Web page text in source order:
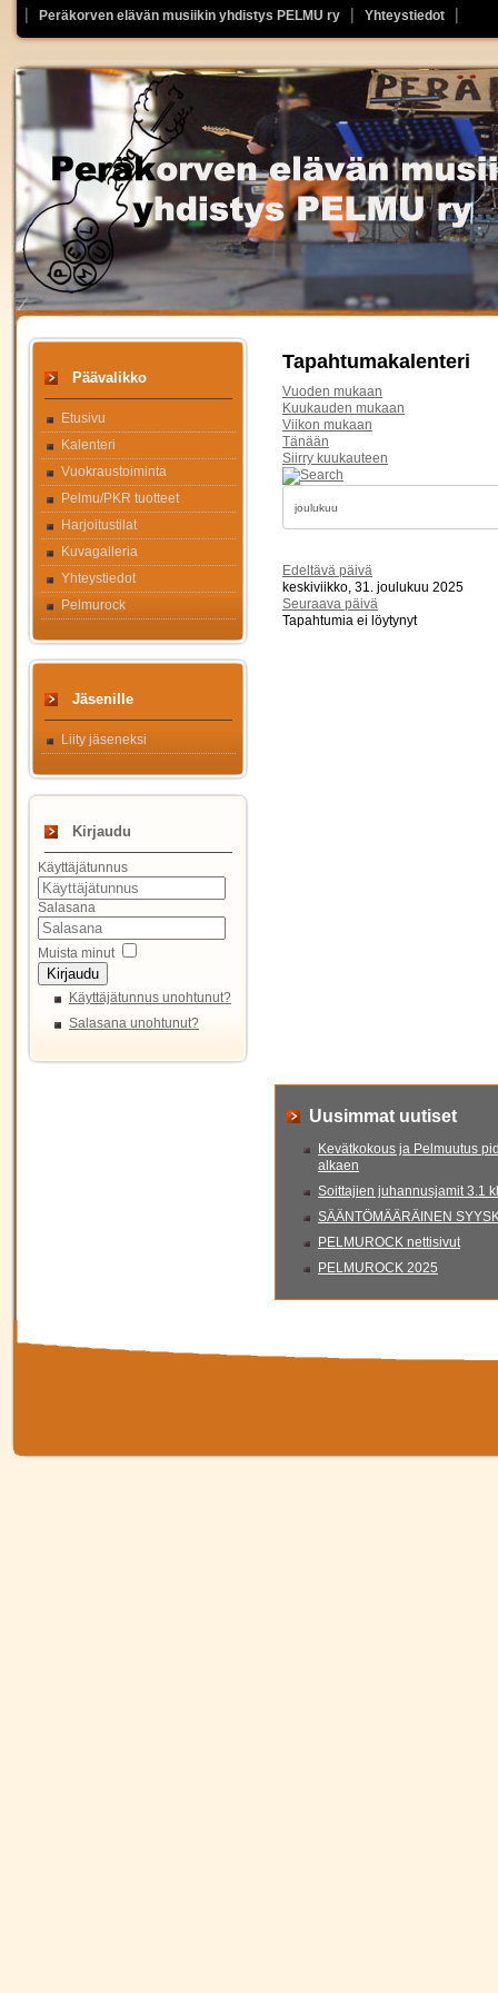
Peräkorven elävän musiikin yhdistys PELMU ry Yhteystiedot
Päävalikko
Etusivu
Kalenteri
Vuokraustoiminta
Pelmu/PKR tuotteet
Harjoitustilat
Kuvagalleria
Yhteystiedot
Pelmurock
Jäsenille
Liity jäseneksi
Kirjaudu
Käyttäjätunnus
Salasana
Muista minut
Kirjaudu
Käyttäjätunnus unohtunut?
Salasana unohtunut?
Tapahtumakalenteri
Vuoden mukaan
Kuukauden mukaan
Viikon mukaan
Tänään
Siirry kuukauteen
Edeltävä päivä
keskiviikko, 31. joulukuu 2025
Seuraava päivä
Tapahtumia ei löytynyt
Uusimmat uutiset
Kevätkokous ja Pelmuutus
alkaen
Soittajien juhannusjamit 3.1
SÄÄNTÖMÄÄRÄINEN
PELMUROCK nettisivut
PELMUROCK 2025